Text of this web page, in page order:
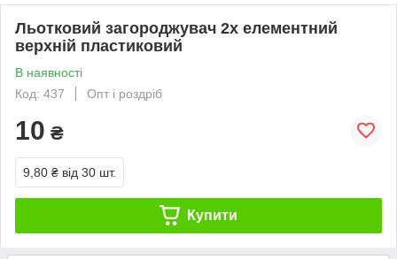
Льотковий загороджувач 2х елементний
верхній пластиковий
В наявності
Код: 437
Опт і роздріб
10 ₴
9,80 ₴ від 30 шт.
Купити